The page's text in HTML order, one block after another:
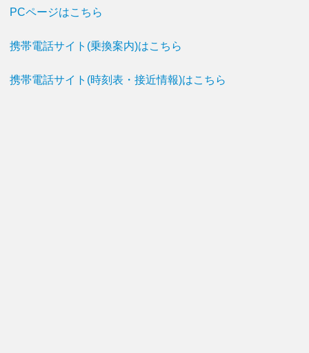
PCページはこちら
携帯電話サイト(乗換案内)はこちら
携帯電話サイト(時刻表・接近情報)はこちら